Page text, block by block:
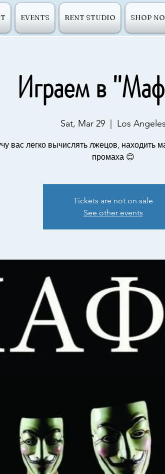
EVENTS RENT STUDIO SHOP
Играем в
Sat, Mar 29
  |
Los Angeles
вас легко вычислять лжецов, находить
промаха 😊
Tickets are not on sale
See other events